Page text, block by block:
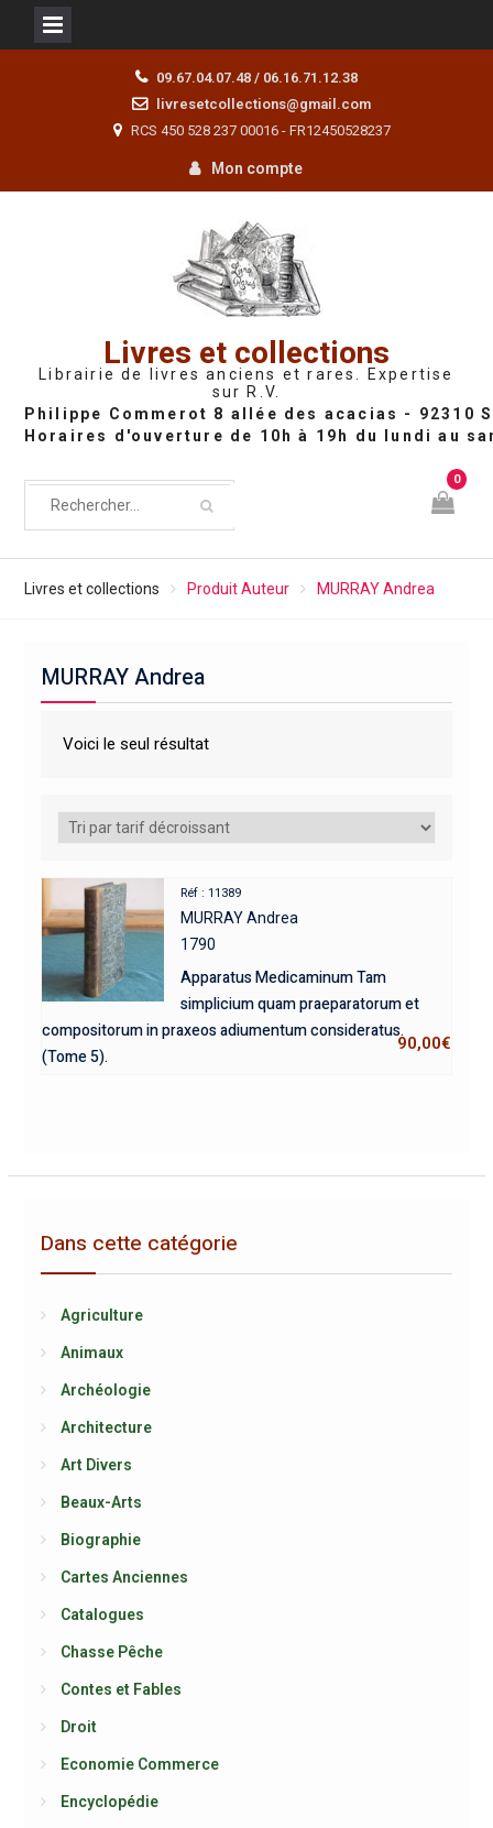
09.67.04.07.48 / 06.16.71.12.38
livresetcollections@gmail.com
RCS 450 528 237 00016 - FR12450528237
Mon compte
Livres et collections
Librairie de livres anciens et rares. Expertise
sur R.V.
0
Livres et collections Produit Auteur MURRAY Andrea
MURRAY Andrea
Voici le seul résultat
Réf : 11389
MURRAY Andrea
1790
Apparatus Medicaminum Tam
simplicium quam praeparatorum et
compositorum in praxeos adiumentum consideratus.
(Tome 5).
90,00€
Dans cette catégorie
Agriculture
Animaux
Archéologie
Architecture
Art Divers
Beaux-Arts
Biographie
Cartes Anciennes
Catalogues
Chasse Pêche
Contes et Fables
Droit
Economie Commerce
Encyclopédie